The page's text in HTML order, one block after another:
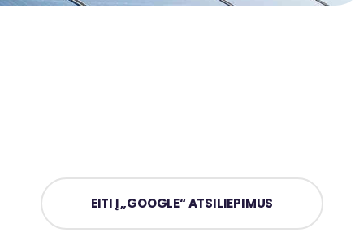
EITI Į „GOOGLE“ ATSILIEPIMUS